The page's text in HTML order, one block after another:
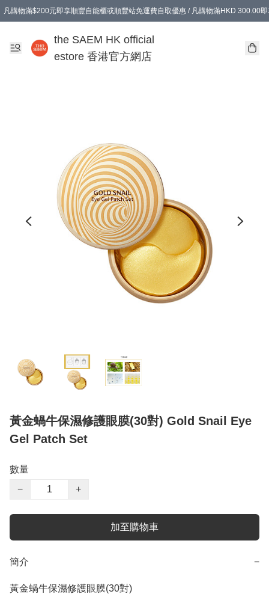
凡購物滿$200元即享順豐自能櫃或順豐站免運費自取優惠 / 凡購物滿HKD 300.00
the SAEM HK official
estore 香港官方網店
黃金蝸牛保濕修護眼膜(30對) Gold Snail Eye
Gel Patch Set
數量
−
+
加至購物車
簡介 −
黃金蝸牛保濕修護眼膜(30對)